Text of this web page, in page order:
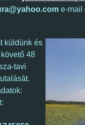
e-mail
küldünk és
48
tavi